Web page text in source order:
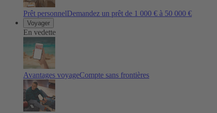
Prêt personnelDemandez un prêt de 1 000 € à 50 000 €
Voyager
En vedette
Avantages voyageCompte sans frontières